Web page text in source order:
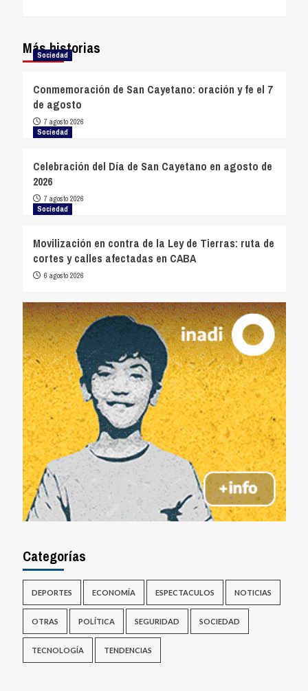
Más historias
Sociedad
Conmemoración de San Cayetano: oración y fe el 7
de agosto
7 agosto 2026
Sociedad
Celebración del Día de San Cayetano en agosto de
2026
7 agosto 2026
Sociedad
Movilización en contra de la Ley de Tierras: ruta de
cortes y calles afectadas en CABA
6 agosto 2026
Categorías
DEPORTES ECONOMÍA ESPECTACULOS NOTICIAS
OTRAS POLÍTICA SEGURIDAD SOCIEDAD
TECNOLOGÍA TENDENCIAS